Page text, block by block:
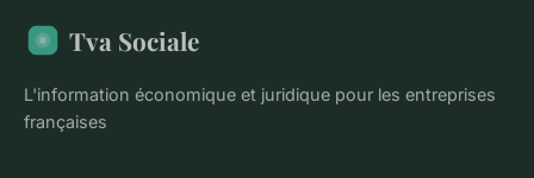
Tva Sociale
L'information économique et juridique pour les entreprises
françaises